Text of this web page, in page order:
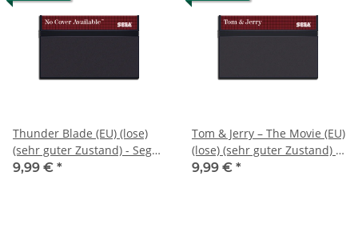
Thunder Blade (EU) (lose)
(sehr guter Zustand) - Sega
Master System
9,99 € *
Tom & Jerry – The Movie (EU)
(lose) (sehr guter Zustand) -
Sega Master System
9,99 € *